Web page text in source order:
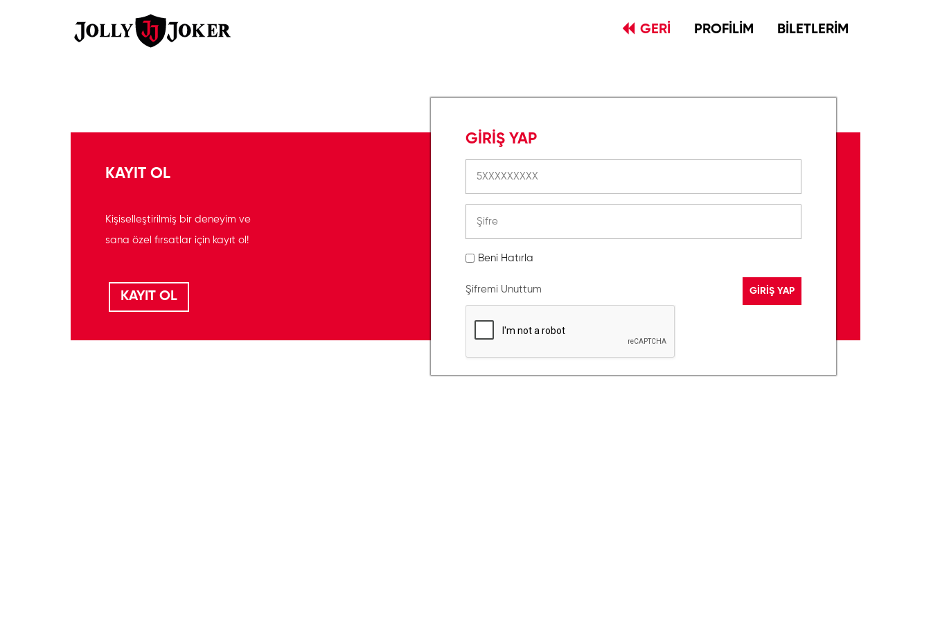
GERİ PROFİLİM BİLETLERİM
GİRİŞ YAP
Beni Hatırla
Şifremi Unuttum
KAYIT OL
Kişiselleştirilmiş bir deneyim ve
sana özel fırsatlar için kayıt ol!
KAYIT OL